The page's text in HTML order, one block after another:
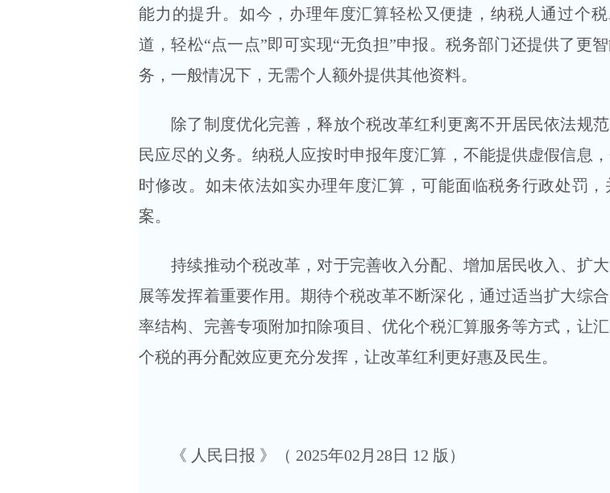
能力的提升。如今，办理年度汇算轻松又便捷，纳税人通过个
道，轻松“点一点”即可实现“无负担”申报。税务部门还提供了更
务，一般情况下，无需个人额外提供其他资料。
除了制度优化完善，释放个税改革红利更离不开居民依法规范
民应尽的义务。纳税人应按时申报年度汇算，不能提供虚假信息
时修改。如未依法如实办理年度汇算，可能面临税务行政处罚
案。
持续推动个税改革，对于完善收入分配、增加居民收入、扩大
展等发挥着重要作用。期待个税改革不断深化，通过适当扩大综
率结构、完善专项附加扣除项目、优化个税汇算服务等方式，让
个税的再分配效应更充分发挥，让改革红利更好惠及民生。
《 人民日报 》（ 2025年02月28日 12 版）